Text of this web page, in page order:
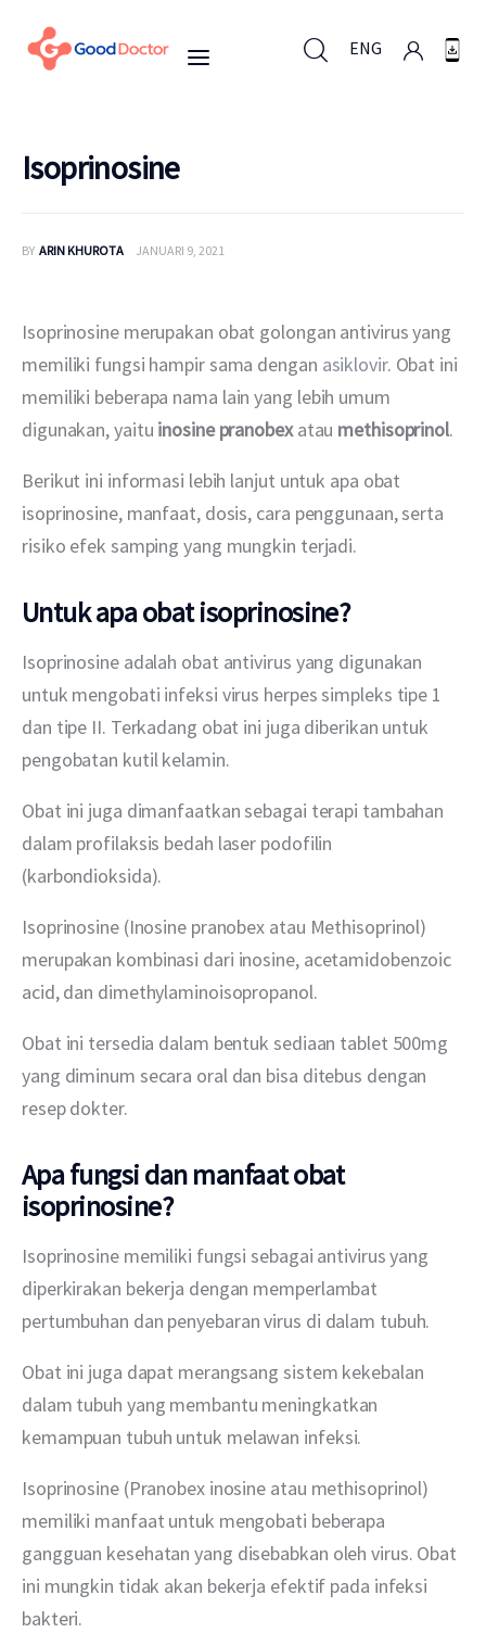
ENG
Untuk Bisnis
Mengapa Good Doctor
Berita
Isoprinosine
BY ARIN KHUROTA JANUARI 9, 2021
Isoprinosine merupakan obat golongan antivirus yang
memiliki fungsi hampir sama dengan asiklovir. Obat ini
memiliki beberapa nama lain yang lebih umum
digunakan, yaitu inosine pranobex atau methisoprinol.
Berikut ini informasi lebih lanjut untuk apa obat
isoprinosine, manfaat, dosis, cara penggunaan, serta
risiko efek samping yang mungkin terjadi.
Untuk apa obat isoprinosine?
Isoprinosine adalah obat antivirus yang digunakan
untuk mengobati infeksi virus herpes simpleks tipe 1
dan tipe II. Terkadang obat ini juga diberikan untuk
pengobatan kutil kelamin.
Obat ini juga dimanfaatkan sebagai terapi tambahan
dalam profilaksis bedah laser podofilin
(karbondioksida).
Isoprinosine (Inosine pranobex atau Methisoprinol)
merupakan kombinasi dari inosine, acetamidobenzoic
acid, dan dimethylaminoisopropanol.
Obat ini tersedia dalam bentuk sediaan tablet 500mg
yang diminum secara oral dan bisa ditebus dengan
resep dokter.
Apa fungsi dan manfaat obat
isoprinosine?
Isoprinosine memiliki fungsi sebagai antivirus yang
diperkirakan bekerja dengan memperlambat
pertumbuhan dan penyebaran virus di dalam tubuh.
Obat ini juga dapat merangsang sistem kekebalan
dalam tubuh yang membantu meningkatkan
kemampuan tubuh untuk melawan infeksi.
Isoprinosine (Pranobex inosine atau methisoprinol)
memiliki manfaat untuk mengobati beberapa
gangguan kesehatan yang disebabkan oleh virus. Obat
ini mungkin tidak akan bekerja efektif pada infeksi
bakteri.